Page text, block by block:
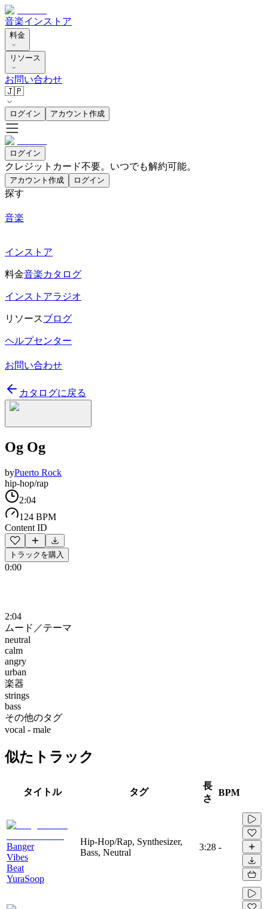
音楽インストア
料金
リソース
お問い合わせ
🇯🇵
ログイン アカウント作成
ログイン
クレジットカード不要。いつでも解約可能。
アカウント作成 ログイン
探す
音楽
インストア
料金音楽カタログ
インストアラジオ
リソースブログ
ヘルプセンター
お問い合わせ
カタログに戻る
Og Og
byPuerto Rock
hip-hop/rap
2:04
124 BPM
Content ID
トラックを購入
0:00
2:04
ムード／テーマ
neutral
calm
angry
urban
楽器
strings
bass
その他のタグ
vocal - male
似たトラック
タイトル タグ
長
さ
BPM
Banger
Vibes
Beat
YuraSoop
Hip-Hop/Rap, Synthesizer,
Bass, Neutral
3:28 -